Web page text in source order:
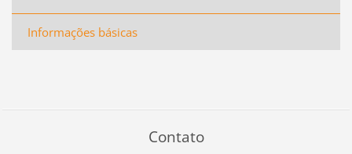
Informações básicas
Contato